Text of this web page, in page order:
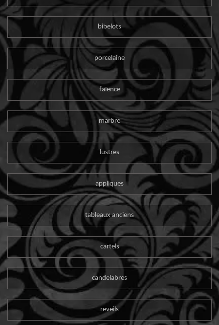
bibelots
porcelaine
faïence
marbre
lustres
appliques
tableaux anciens
cartels
candelabres
reveils